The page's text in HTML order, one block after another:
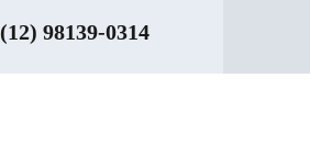
(12) 98139-0314